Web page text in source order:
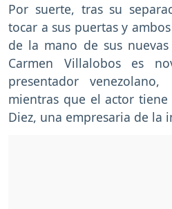
Por suerte, tras su
tocar a sus puertas y
de la mano de sus
Carmen Villalobos es
presentador venezolano,
mientras que el actor
Diez, una empresaria de la